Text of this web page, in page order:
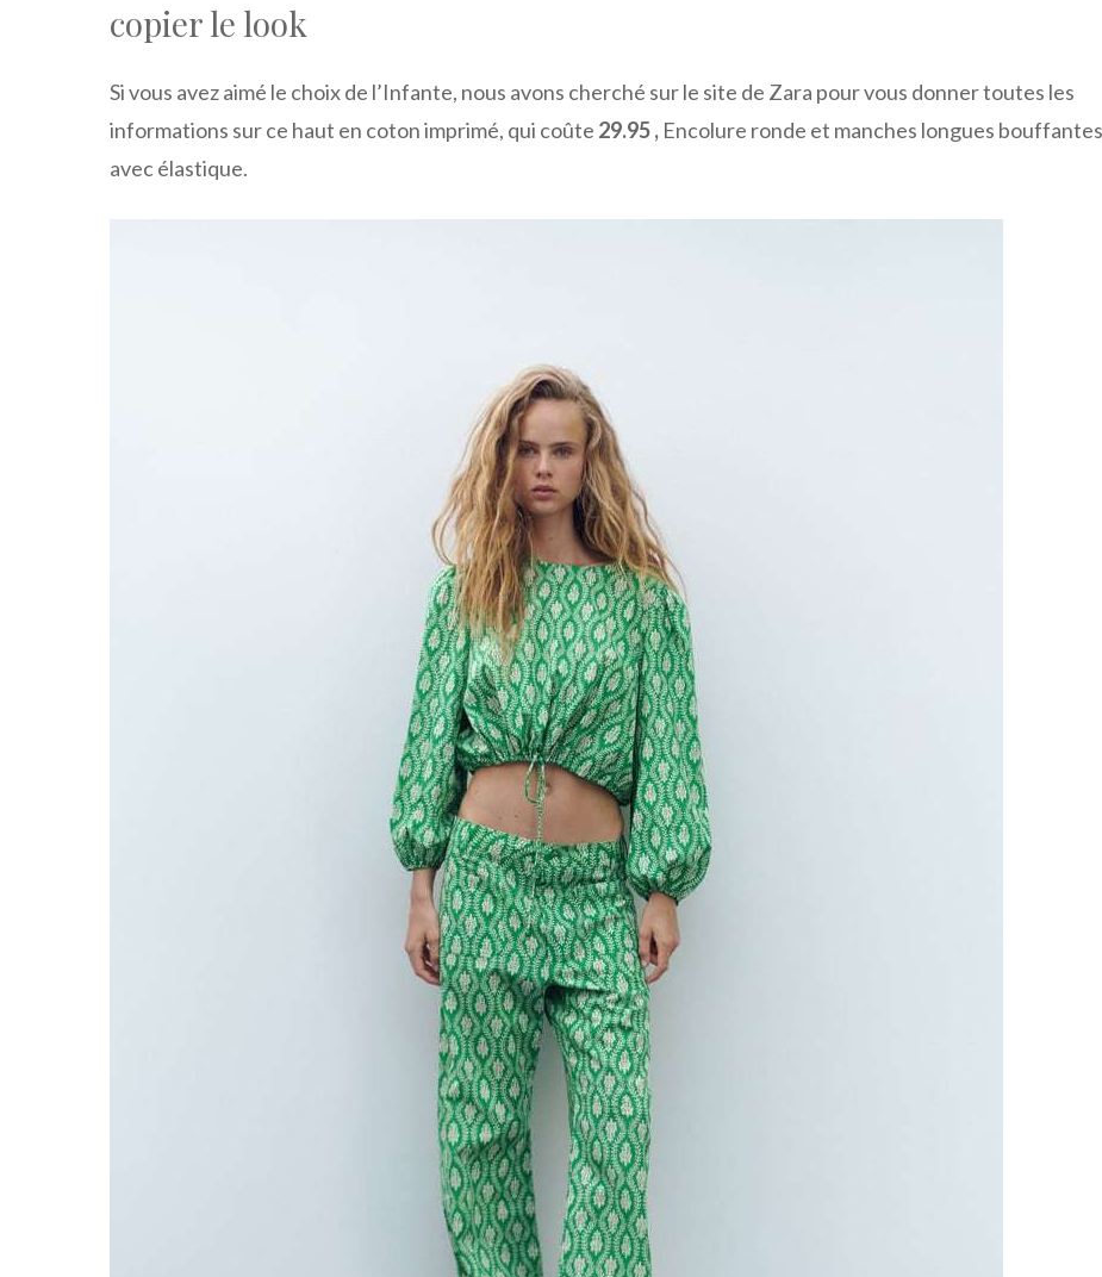
copier le look
Si vous avez aimé le choix de l’Infante, nous avons cherché sur le site de Zara pour vous donner toutes les
informations sur ce haut en coton imprimé, qui coûte 29.95 , Encolure ronde et manches longues bouffantes
avec élastique.